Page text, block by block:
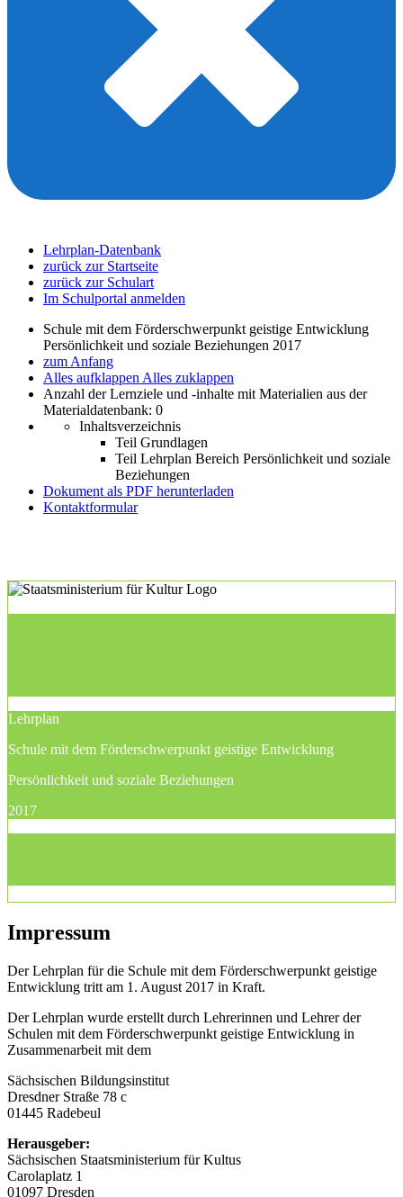
Lehrplan-Datenbank
zurück zur Startseite
zurück zur Schulart
Im Schulportal anmelden
Schule mit dem Förderschwerpunkt geistige Entwicklung
Persönlichkeit und soziale Beziehungen 2017
zum Anfang
Alles aufklappen Alles zuklappen
Anzahl der Lernziele und -inhalte mit Materialien aus der
Materialdatenbank: 0
Inhaltsverzeichnis
Teil Grundlagen
Teil Lehrplan Bereich Persönlichkeit und soziale
Beziehungen
Dokument als PDF herunterladen
Kontaktformular
Lehrplan
Schule mit dem Förderschwerpunkt geistige Entwicklung
Persönlichkeit und soziale Beziehungen
2017
Impressum
Der Lehrplan für die Schule mit dem Förderschwerpunkt geistige
Entwicklung tritt am 1. August 2017 in Kraft.
Der Lehrplan wurde erstellt durch Lehrerinnen und Lehrer der
Schulen mit dem Förderschwerpunkt geistige Entwicklung in
Zusammenarbeit mit dem
Sächsischen Bildungsinstitut
Dresdner Straße 78 c
01445 Radebeul
Herausgeber:
Sächsischen Staatsministerium für Kultus
Carolaplatz 1
01097 Dresden